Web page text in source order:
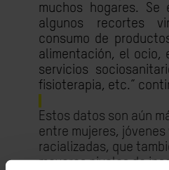
muchos hogares. Se
algunos recortes
consumo de
alimentación, el ocio,
servicios
fisioterapia, etc.”
Estos datos son aún
entre mujeres, jóvenes
racializadas, que
mayores niveles de